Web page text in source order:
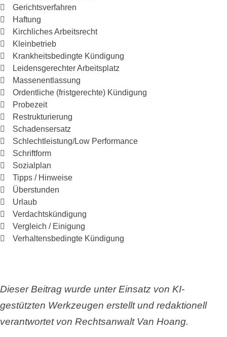
Gerichtsverfahren
Haftung
Kirchliches Arbeitsrecht
Kleinbetrieb
Krankheitsbedingte Kündigung
Leidensgerechter Arbeitsplatz
Massenentlassung
Ordentliche (fristgerechte) Kündigung
Probezeit
Restrukturierung
Schadensersatz
Schlechtleistung/Low Performance
Schriftform
Sozialplan
Tipps / Hinweise
Überstunden
Urlaub
Verdachtskündigung
Vergleich / Einigung
Verhaltensbedingte Kündigung
Dieser Beitrag wurde unter Einsatz von KI-
gestützten Werkzeugen erstellt und redaktionell
verantwortet von Rechtsanwalt Van Hoang.